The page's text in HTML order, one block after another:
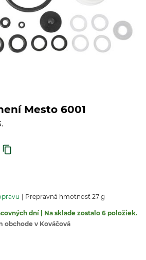
Mesto 6001
Prepravná hmotnosť 27 g
dní | Na sklade zostalo 6 položiek.
obchode v Kováčová